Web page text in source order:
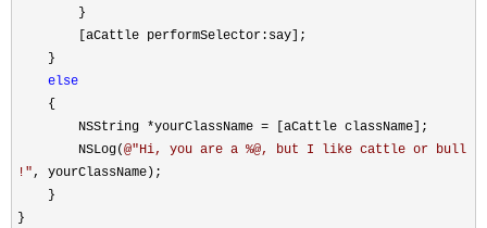
}
[aCattle performSelector:say];
}
else
{
NSString *yourClassName = [aCattle className];
NSLog(@"Hi, you are a %@, but I like cattle or bull
! ", yourClassName);
}
}